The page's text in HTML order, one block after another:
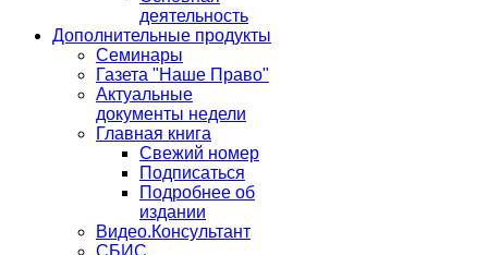
деятельность
Дополнительные продукты
Семинары
Газета "Наше Право"
Актуальные
документы недели
Главная книга
Свежий номер
Подписаться
Подробнее об
издании
Видео.Консультант
СБИС